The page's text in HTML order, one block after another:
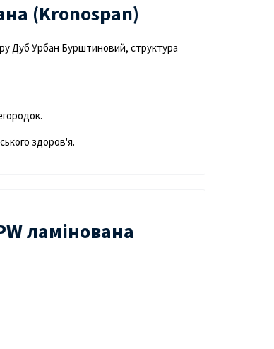
(Kronospan)
Дуб Урбан Бурштиновий, структура
здоров'я.
ламінована